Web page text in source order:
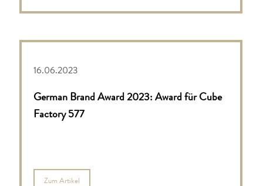
16.06.2023
German Brand Award 2023: Award für Cube
Factory 577
Zum Artikel